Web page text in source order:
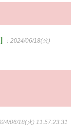
：2024/06/18(火)
06/18(火) 11:57:23.31